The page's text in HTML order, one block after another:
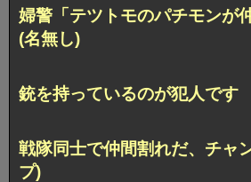
婦警「テツトモのパチモンが
(名無し)
銃を持っているのが犯人で
戦隊同士で仲間割れだ、チ
プ)